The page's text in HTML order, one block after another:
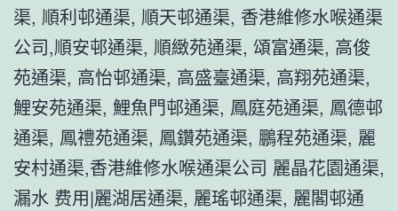
渠, 順利邨通渠, 順天邨通渠, 香港維修水喉通渠
公司,順安邨通渠, 順緻苑通渠, 頌富通渠, 高俊
苑通渠, 高怡邨通渠, 高盛臺通渠, 高翔苑通渠,
鯉安苑通渠, 鯉魚門邨通渠, 鳳庭苑通渠, 鳳德邨
通渠, 鳳禮苑通渠, 鳳鑽苑通渠, 鵬程苑通渠, 麗
安村通渠,香港維修水喉通渠公司 麗晶花園通渠,
漏水 费用|麗湖居通渠, 麗瑤邨通渠, 麗閣邨通